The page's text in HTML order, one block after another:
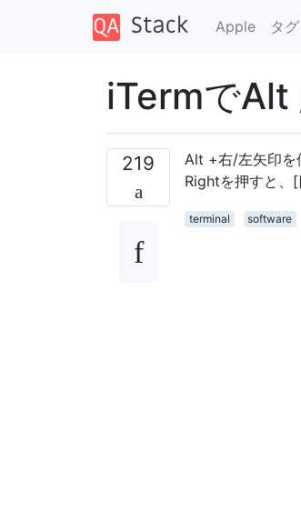
Apple タグ
iTermでAlt
219
Alt +右/左矢印を
Rightを押すと、
terminal software